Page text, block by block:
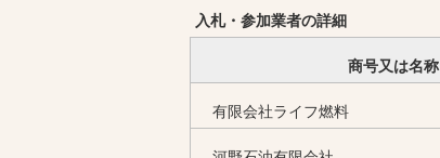
入札・参加業者の詳細
商号又は名称
有限会社ライフ燃料